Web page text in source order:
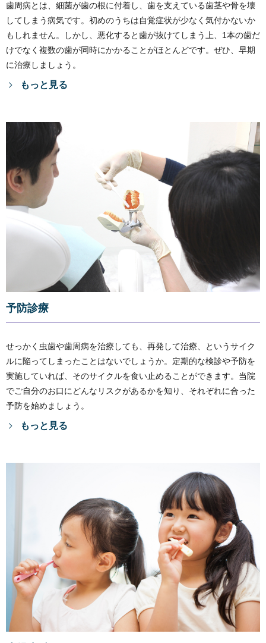
歯周病とは、細菌が歯の根に付着し、歯を支えている歯茎や骨を壊
してしまう病気です。初めのうちは自覚症状が少なく気付かないか
もしれません。しかし、悪化すると歯が抜けてしまう上、1本の歯だ
けでなく複数の歯が同時にかかることがほとんどです。ぜひ、早期
に治療しましょう。
もっと見る
予防診療
せっかく虫歯や歯周病を治療しても、再発して治療、というサイク
ルに陥ってしまったことはないでしょうか。定期的な検診や予防を
実施していれば、そのサイクルを食い止めることができます。当院
でご自分のお口にどんなリスクがあるかを知り、それぞれに合った
予防を始めましょう。
もっと見る